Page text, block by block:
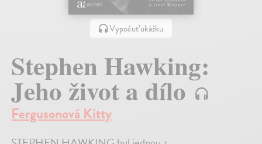
Vypočuť ukážku
Stephen Hawking:
Jeho život a dílo
Fergusonová Kitty